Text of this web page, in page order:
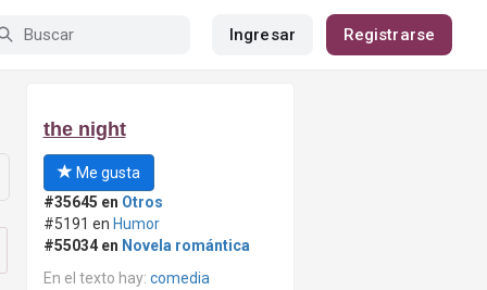
Ingresar Registrarse
the night
Me gusta
#35645 en Otros
#5191 en Humor
#55034 en Novela romántica
En el texto hay: comedia